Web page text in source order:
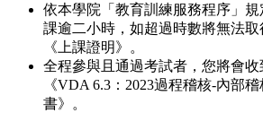
依本學院「教育訓練服務程序」
課逾二小時，如超過時數將無法
《上課證明》。
全程參與且通過考試者，您將會
《VDA 6.3：2023過程稽核-內部
書》。